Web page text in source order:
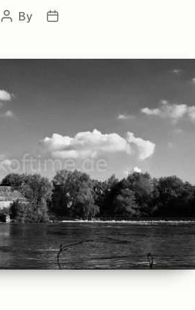
Post
By
Post